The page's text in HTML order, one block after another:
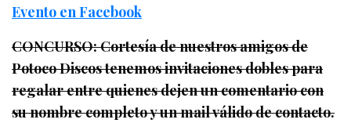
Evento en Facebook
CONCURSO: Cortesía de nuestros amigos de
Potoco Discos tenemos invitaciones dobles para
regalar entre quienes dejen un comentario con
su nombre completo y un mail válido de contacto.